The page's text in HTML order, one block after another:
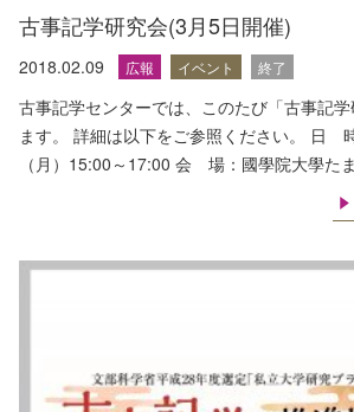
古事記学研究会(3月5日開催)
2018.02.09 広報 イベント 終了
古事記学センターでは、このたび「古事記
ます。 詳細は以下をご参照ください。 日
（月）15:00～17:00 会 場：國學院大學た